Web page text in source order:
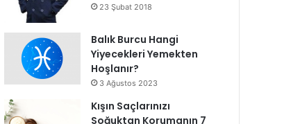
23 Şubat 2018
Balık Burcu Hangi
Yiyecekleri Yemekten
Hoşlanır?
3 Ağustos 2023
Kışın Saçlarınızı
Soğuktan Korumanın 7